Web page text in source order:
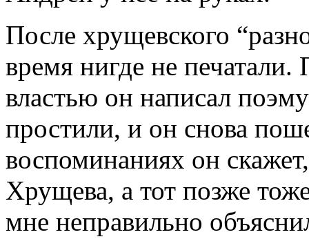
После хрущевского
время нигде не
властью он написал
простили, и он снова
воспоминаниях он
Хрущева, а тот позже
мне неправильно